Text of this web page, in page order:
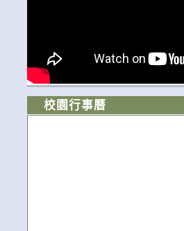
校園行事曆